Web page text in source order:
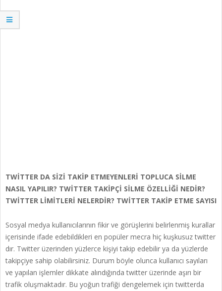
TWİTTER DA SİZİ TAKİP ETMEYENLERİ TOPLUCA SİLME
NASIL YAPILIR? TWİTTER TAKİPÇİ SİLME ÖZELLİĞİ NEDİR?
TWİTTER LİMİTLERİ NELERDİR? TWİTTER TAKİP ETME SAYISI
Sosyal medya kullanıcılarının fikir ve görüşlerini belirlenmiş kurallar
içerisinde ifade edebildikleri en popüler mecra hiç kuşkusuz twitter
dır. Twitter üzerinden yüzlerce kişiyi takip edebilir ya da yüzlerde
takipçiye sahip olabilirsiniz. Durum böyle olunca kullanıcı sayıları
ve yapılan işlemler dikkate alındığında twitter üzerinde aşırı bir
trafik oluşmaktadır. Bu yoğun trafiği dengelemek için twitterda